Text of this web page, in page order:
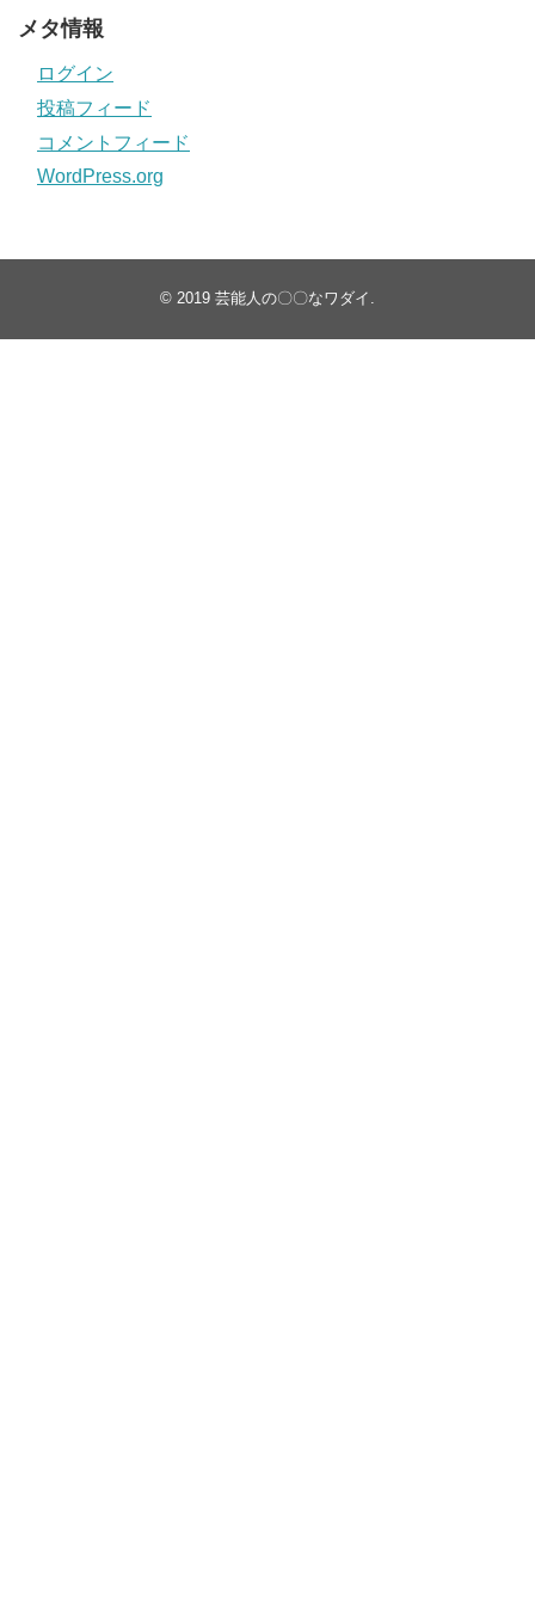
メタ情報
ログイン
投稿フィード
コメントフィード
WordPress.org
© 2019 芸能人の〇〇なワダイ